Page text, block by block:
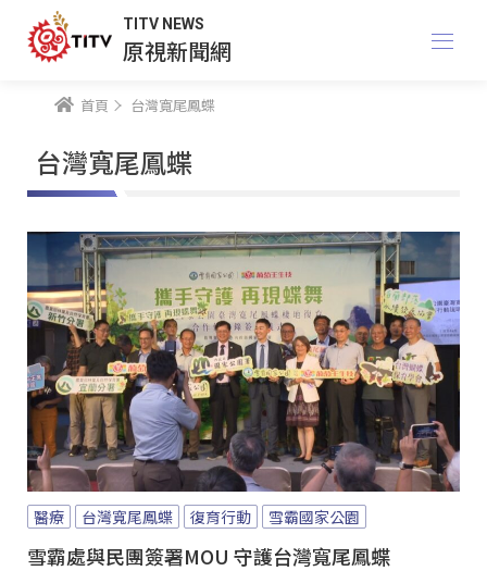
TITV NEWS
原視新聞網
首頁 台灣寬尾鳳蝶
台灣寬尾鳳蝶
醫療 台灣寬尾鳳蝶 復育行動 雪霸國家公園
雪霸處與民團簽署MOU 守護台灣寬尾鳳蝶